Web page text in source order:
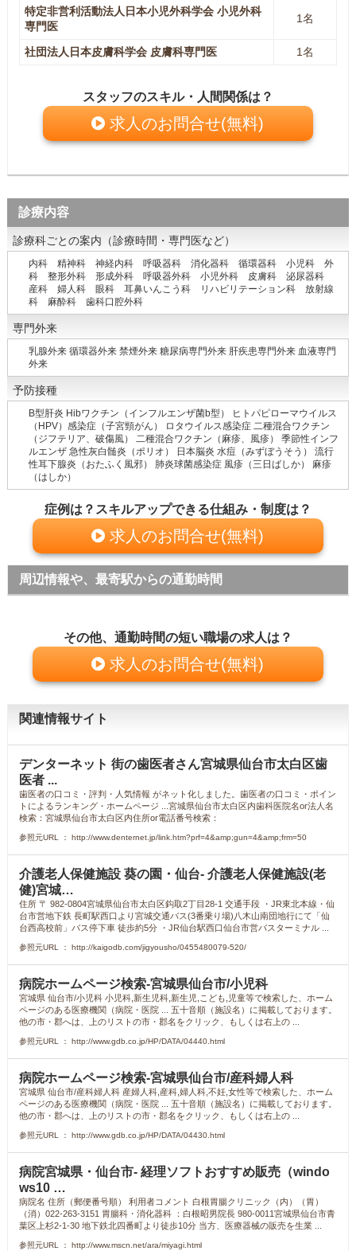
特定非営利活動法人日本小児外科学会 小児外科
専門医
1名
社団法人日本皮膚科学会 皮膚科専門医 1名
スタッフのスキル・人間関係は？
求人のお問合せ(無料)
診療内容
診療科ごとの案内（診療時間・専門医など）
内科 精神科 神経内科 呼吸器科 消化器科 循環器科 小児科 外
科 整形外科 形成外科 呼吸器外科 小児外科 皮膚科 泌尿器科
産科 婦人科 眼科 耳鼻いんこう科 リハビリテーション科 放射線
科 麻酔科 歯科口腔外科
専門外来
乳腺外来 循環器外来 禁煙外来 糖尿病専門外来 肝疾患専門外来 血液専門
外来
予防接種
B型肝炎 Hibワクチン（インフルエンザ菌b型） ヒトパピローマウイルス
（HPV）感染症（子宮頸がん） ロタウイルス感染症 二種混合ワクチン
（ジフテリア、破傷風） 二種混合ワクチン（麻疹、風疹） 季節性インフ
ルエンザ 急性灰白髄炎（ポリオ） 日本脳炎 水痘（みずぼうそう） 流行
性耳下腺炎（おたふく風邪） 肺炎球菌感染症 風疹（三日ばしか） 麻疹
（はしか）
症例は？スキルアップできる仕組み・制度は？
求人のお問合せ(無料)
周辺情報や、最寄駅からの通勤時間
その他、通勤時間の短い職場の求人は？
求人のお問合せ(無料)
関連情報サイト
デンターネット 街の歯医者さん宮城県仙台市太白区歯
医者 ...
歯医者の口コミ・評判・人気情報 がネット化しました。歯医者の口コミ・ポイン
トによるランキング・ホームページ ...宮城県仙台市太白区内歯科医院名or法人名
検索：宮城県仙台市太白区内住所or電話番号検索：
参照元URL ： http://www.denternet.jp/link.htm?prf=4&amp;gun=4&amp;frm=50
介護老人保健施設 葵の園・仙台- 介護老人保健施設(老
健)宮城…
住所 〒 982-0804宮城県仙台市太白区鈎取2丁目28-1 交通手段 ・JR東北本線・仙
台市営地下鉄 長町駅西口より宮城交通バス(3番乗り場)八木山南団地行にて「仙
台西高校前」バス停下車 徒歩約5分 ・JR仙台駅西口仙台市営バスターミナル ...
参照元URL ： http://kaigodb.com/jigyousho/0455480079-520/
病院ホームページ検索-宮城県仙台市/小児科
宮城県 仙台市/小児科 小児科,新生児科,新生児,こども,児童等で検索した、ホーム
ページのある医療機関（病院・医院 ... 五十音順（施設名）に掲載しております。
他の市・郡へは、上のリストの市・郡名をクリック、もしくは右上の ...
参照元URL ： http://www.gdb.co.jp/HP/DATA/04440.html
病院ホームページ検索-宮城県仙台市/産科婦人科
宮城県 仙台市/産科婦人科 産婦人科,産科,婦人科,不妊,女性等で検索した、ホーム
ページのある医療機関（病院・医院 ... 五十音順（施設名）に掲載しております。
他の市・郡へは、上のリストの市・郡名をクリック、もしくは右上の ...
参照元URL ： http://www.gdb.co.jp/HP/DATA/04430.html
病院宮城県・仙台市- 経理ソフトおすすめ販売（windo
ws10 …
病院名 住所（郵便番号順） 利用者コメント 白根胃腸クリニック（内）（胃）
（消）022-263-3151 胃腸科・消化器科 ：白根昭男院長 980-0011宮城県仙台市青
葉区上杉2-1-30 地下鉄北四番町より徒歩10分 当方、医療器械の販売を生業 ...
参照元URL ： http://www.mscn.net/ara/miyagi.html